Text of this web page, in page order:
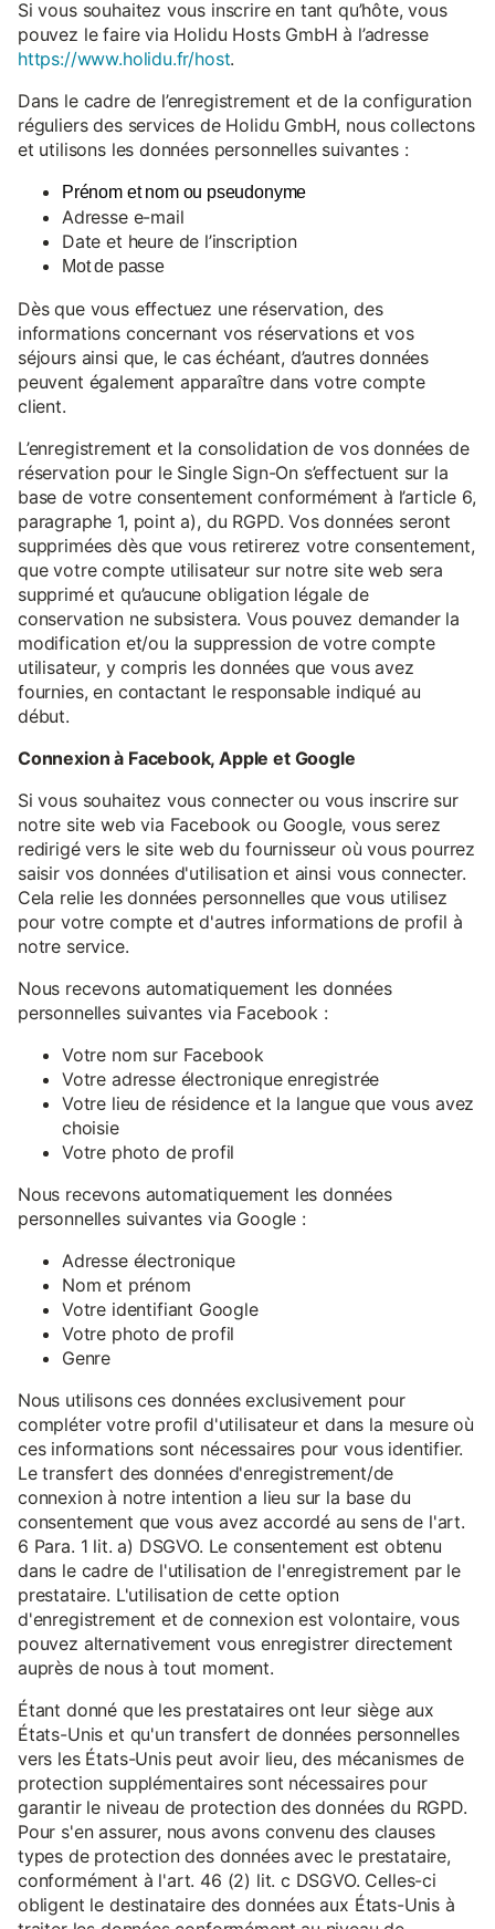
Si vous souhaitez vous inscrire en tant qu’hôte, vous
pouvez le faire via Holidu Hosts GmbH à l’adresse
https://www.holidu.fr/host.
Dans le cadre de l’enregistrement et de la configuration
réguliers des services de Holidu GmbH, nous collectons
et utilisons les données personnelles suivantes :
Prénom et nom ou pseudonyme
Adresse e-mail
Date et heure de l’inscription
Mot de passe
Dès que vous effectuez une réservation, des
informations concernant vos réservations et vos
séjours ainsi que, le cas échéant, d’autres données
peuvent également apparaître dans votre compte
client.
L’enregistrement et la consolidation de vos données de
réservation pour le Single Sign-On s’effectuent sur la
base de votre consentement conformément à l’article 6,
paragraphe 1, point a), du RGPD. Vos données seront
supprimées dès que vous retirerez votre consentement,
que votre compte utilisateur sur notre site web sera
supprimé et qu’aucune obligation légale de
conservation ne subsistera. Vous pouvez demander la
modification et/ou la suppression de votre compte
utilisateur, y compris les données que vous avez
fournies, en contactant le responsable indiqué au
début.
Connexion à Facebook, Apple et Google
Si vous souhaitez vous connecter ou vous inscrire sur
notre site web via Facebook ou Google, vous serez
redirigé vers le site web du fournisseur où vous pourrez
saisir vos données d'utilisation et ainsi vous connecter.
Cela relie les données personnelles que vous utilisez
pour votre compte et d'autres informations de profil à
notre service.
Nous recevons automatiquement les données
personnelles suivantes via Facebook :
Votre nom sur Facebook
Votre adresse électronique enregistrée
Votre lieu de résidence et la langue que vous avez
choisie
Votre photo de profil
Nous recevons automatiquement les données
personnelles suivantes via Google :
Adresse électronique
Nom et prénom
Votre identifiant Google
Votre photo de profil
Genre
Nous utilisons ces données exclusivement pour
compléter votre profil d'utilisateur et dans la mesure où
ces informations sont nécessaires pour vous identifier.
Le transfert des données d'enregistrement/de
connexion à notre intention a lieu sur la base du
consentement que vous avez accordé au sens de l'art.
6 Para. 1 lit. a) DSGVO. Le consentement est obtenu
dans le cadre de l'utilisation de l'enregistrement par le
prestataire. L'utilisation de cette option
d'enregistrement et de connexion est volontaire, vous
pouvez alternativement vous enregistrer directement
auprès de nous à tout moment.
Étant donné que les prestataires ont leur siège aux
États-Unis et qu'un transfert de données personnelles
vers les États-Unis peut avoir lieu, des mécanismes de
protection supplémentaires sont nécessaires pour
garantir le niveau de protection des données du RGPD.
Pour s'en assurer, nous avons convenu des clauses
types de protection des données avec le prestataire,
conformément à l'art. 46 (2) lit. c DSGVO. Celles-ci
obligent le destinataire des données aux États-Unis à